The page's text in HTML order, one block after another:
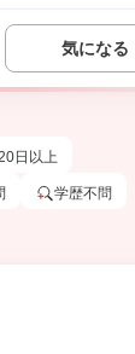
気になる
日以上
学歴不問